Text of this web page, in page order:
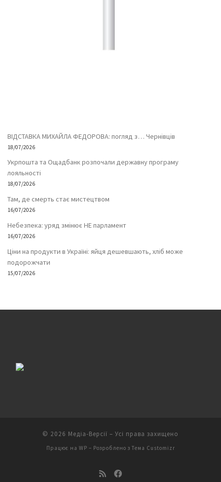
ВІДСТАВКА МИХАЙЛА ФЕДОРОВА: погляд з… Чернівців
18/07/2026
Укрпошта та Ощадбанк розпочали державну програму
лояльності
18/07/2026
Там, де смерть стає мистецтвом
16/07/2026
Небезпека: уряд змінює НЕ парламент
16/07/2026
Ціни на продукти в Україні: яйця дешевшають, хліб може
подорожчати
15/07/2026
© 2026 Медіа-Версії – Усі права захищено
Працює на WP – Розроблено з Тема Customizr